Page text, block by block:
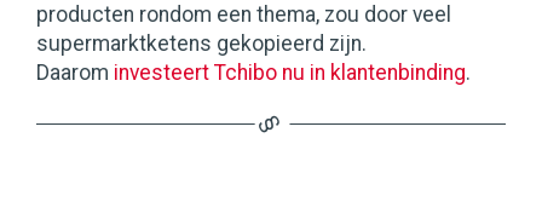
producten rondom een thema, zou door veel
supermarktketens gekopieerd zijn.
Daarom investeert Tchibo nu in klantenbinding.